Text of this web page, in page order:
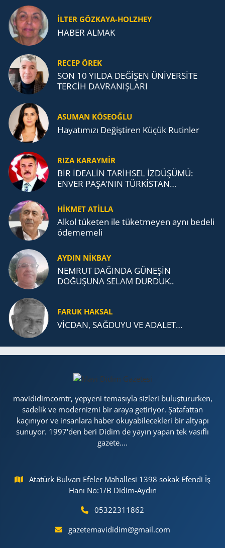
İLTER GÖZKAYA-HOLZHEY
HABER ALMAK
RECEP ÖREK
SON 10 YILDA DEĞİŞEN ÜNİVERSİTE
TERCİH DAVRANIŞLARI
ASUMAN KÖSEOĞLU
Ha­ya­tı­mı­zı De­ğiş­ti­ren Küçük Ru­tin­ler
RIZA KARAYMIR
BİR İDEALİN TARİHSEL İZDÜŞÜMÜ:
ENVER PAŞA’NIN TÜRKİSTAN
TEŞKİLATI’NA UZANAN MİRASI
HİKMET ATİLLA
Alkol tü­ke­ten ile tü­ket­me­yen aynı be­de­li
öde­me­me­li
AYDIN NİKBAY
NEMRUT DAĞINDA GÜNEŞİN
DOĞUŞUNA SELAM DURDUK..
FARUK HAKSAL
VİCDAN, SAĞ­DU­YU VE ADA­LET…
mavididimcomtr, yepyeni temasıyla sizleri buluştururken,
sadelik ve modernizmi bir araya getiriyor. Şatafattan
kaçınıyor ve insanlara haber okuyabilecekleri bir altyapı
sunuyor. 1997'den beri Didim de yayın yapan tek vasıflı
gazete....
Atatürk Bulvarı Efeler Mahallesi 1398 sokak Efendi İş
Hanı No:1/B Didim-Aydın
05322311862
gazetemavididim@gmail.com